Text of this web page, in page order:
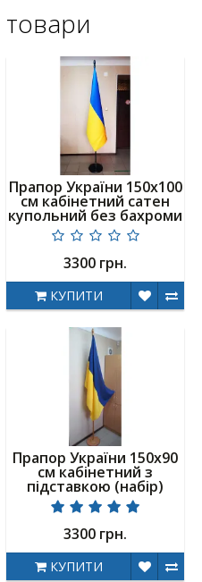
товари
Прапор України 150х100
см кабінетний сатен
купольний без бахроми
3300 грн.
КУПИТИ
Прапор України 150х90
см кабінетний з
підставкою (набір)
3300 грн.
КУПИТИ